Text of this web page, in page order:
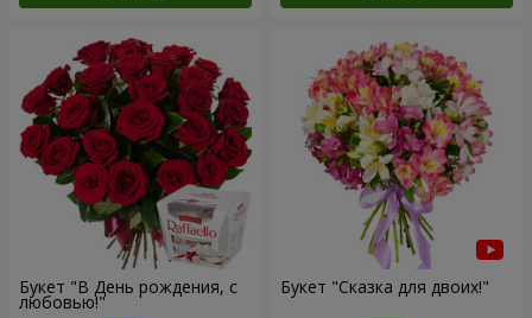
Букет "В День рождения, с
любовью!"
Букет "Сказка для двоих!"